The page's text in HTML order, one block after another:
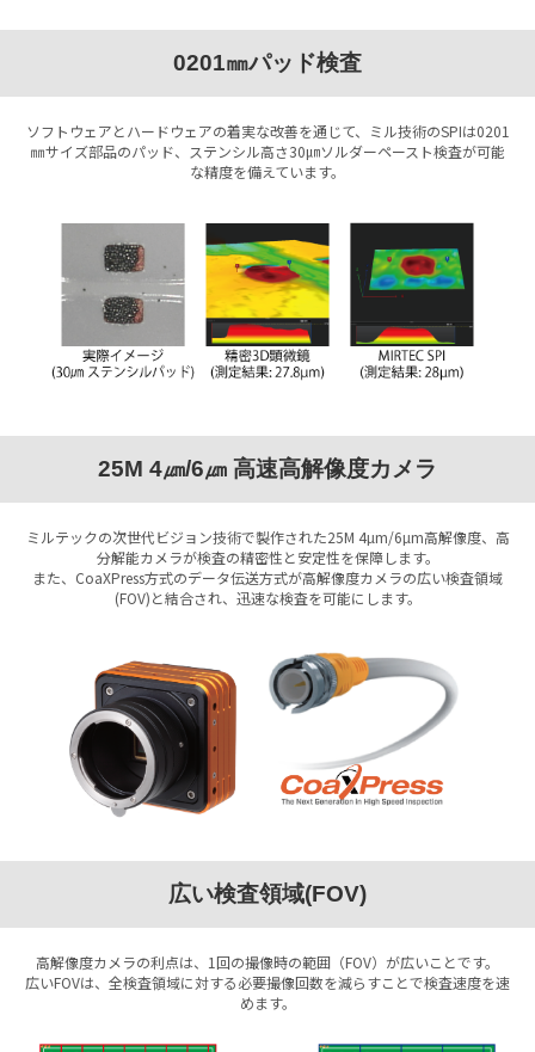
0201㎜パッド検査
ソフトウェアとハードウェアの着実な改善を通じて、ミル技術のSPIは0201
㎜サイズ部品のパッド、ステンシル高さ30㎛ソルダーペースト検査が可能
な精度を備えています。
25M 4㎛/6㎛ 高速高解像度カメラ
ミルテックの次世代ビジョン技術で製作された25M 4µm/6µm高解像度、高
分解能カメラが検査の精密性と安定性を保障します。
また、CoaXPress方式のデータ伝送方式が高解像度カメラの広い検査領域
(FOV)と結合され、迅速な検査を可能にします。
広い検査領域(FOV)
高解像度カメラの利点は、1回の撮像時の範囲（FOV）が広いことです。
広いFOVは、全検査領域に対する必要撮像回数を減らすことで検査速度を速
めます。